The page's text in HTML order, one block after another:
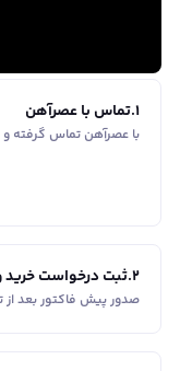
1
.تماس با عصرآهن
با عصرآهن تماس گرفته و
2
.ثبت درخواست
صدور پیش فاکتور بعد